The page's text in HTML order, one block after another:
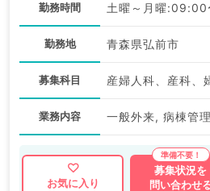
勤務時間 土曜～月曜
勤務地 青森県弘前市
募集科目 産婦人科、産科、
業務内容 一般外来, 病棟管
お気に入り
募集状況を
問い合わせ